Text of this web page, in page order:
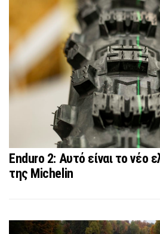
Enduro 2: Αυτό είναι το νέο
της Michelin